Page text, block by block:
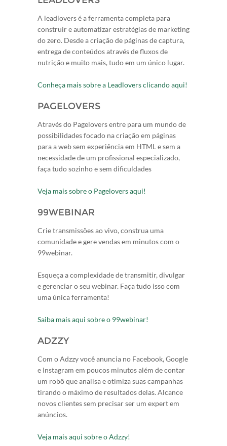
A leadlovers é a ferramenta completa para
construir e automatizar estratégias de marketing
do zero. Desde a criação de páginas de captura,
entrega de conteúdos através de fluxos de
nutrição e muito mais, tudo em um único lugar.
Conheça mais sobre a Leadlovers clicando aqui!
PAGELOVERS
Através do Pagelovers entre para um mundo de
possibilidades focado na criação em páginas
para a web sem experiência em HTML e sem a
necessidade de um profissional especializado,
faça tudo sozinho e sem dificuldades
Veja mais sobre o Pagelovers aqui!
99WEBINAR
Crie transmissões ao vivo, construa uma
comunidade e gere vendas em minutos com o
99webinar.
Esqueça a complexidade de transmitir, divulgar
e gerenciar o seu webinar. Faça tudo isso com
uma única ferramenta!
Saiba mais aqui sobre o 99webinar!
ADZZY
Com o Adzzy você anuncia no Facebook, Google
e Instagram em poucos minutos além de contar
um robô que analisa e otimiza suas campanhas
tirando o máximo de resultados delas. Alcance
novos clientes sem precisar ser um expert em
anúncios.
Veja mais aqui sobre o Adzzy!